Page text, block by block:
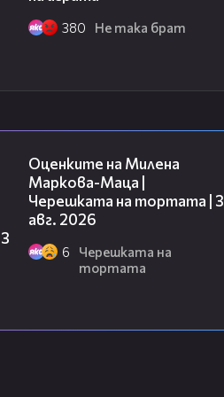
380 Не така брат
Оценките на Милена
Маркова-Маца |
Черешката на тортата | 3
авг. 2026
6
Черешката на
тортата